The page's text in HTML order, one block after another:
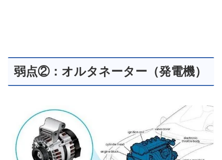
弱点②：オルタネーター（発電機）